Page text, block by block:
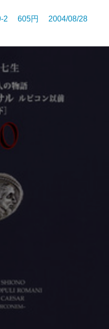
2 605円 2004/08/28